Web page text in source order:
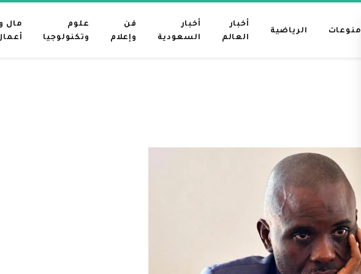
منوعات الرياضية
أخبار
العالم
أخبار
السعودية
فن
وإعلام
علوم
وتكنولوجيا
مال و